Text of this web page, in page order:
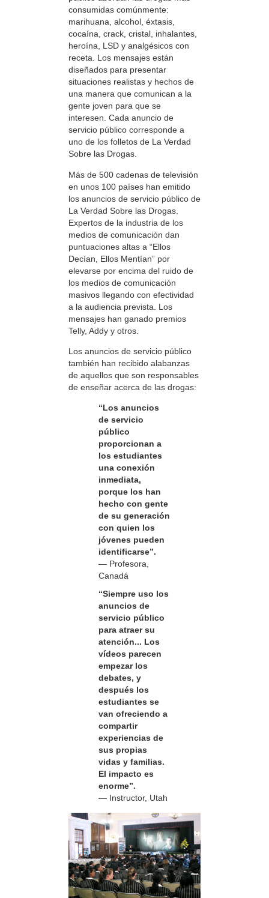
consumidas comúnmente:
marihuana, alcohol, éxtasis,
cocaína, crack, cristal, inhalantes,
heroína, LSD y analgésicos con
receta. Los mensajes están
diseñados para presentar
situaciones realistas y hechos de
una manera que comunican a la
gente joven para que se
interesen. Cada anuncio de
servicio público corresponde a
uno de los folletos de La Verdad
Sobre las Drogas.
Más de 500 cadenas de televisión
en unos 100 países han emitido
los anuncios de servicio público de
La Verdad Sobre las Drogas.
Expertos de la industria de los
medios de comunicación dan
puntuaciones altas a “Ellos
Decían, Ellos Mentían” por
elevarse por encima del ruido de
los medios de comunicación
masivos llegando con efectividad
a la audiencia prevista. Los
mensajes han ganado premios
Telly, Addy y otros.
Los anuncios de servicio público
también han recibido alabanzas
de aquellos que son responsables
de enseñar acerca de las drogas:
“Los anuncios
de servicio
público
proporcionan a
los estudiantes
una conexión
inmediata,
porque los han
hecho con gente
de su generación
con quien los
jóvenes pueden
identificarse”.
— Profesora,
Canadá
“Siempre uso los
anuncios de
servicio público
para atraer su
atención... Los
vídeos parecen
empezar los
debates, y
después los
estudiantes se
van ofreciendo a
compartir
experiencias de
sus propias
vidas y familias.
El impacto es
enorme”.
— Instructor, Utah